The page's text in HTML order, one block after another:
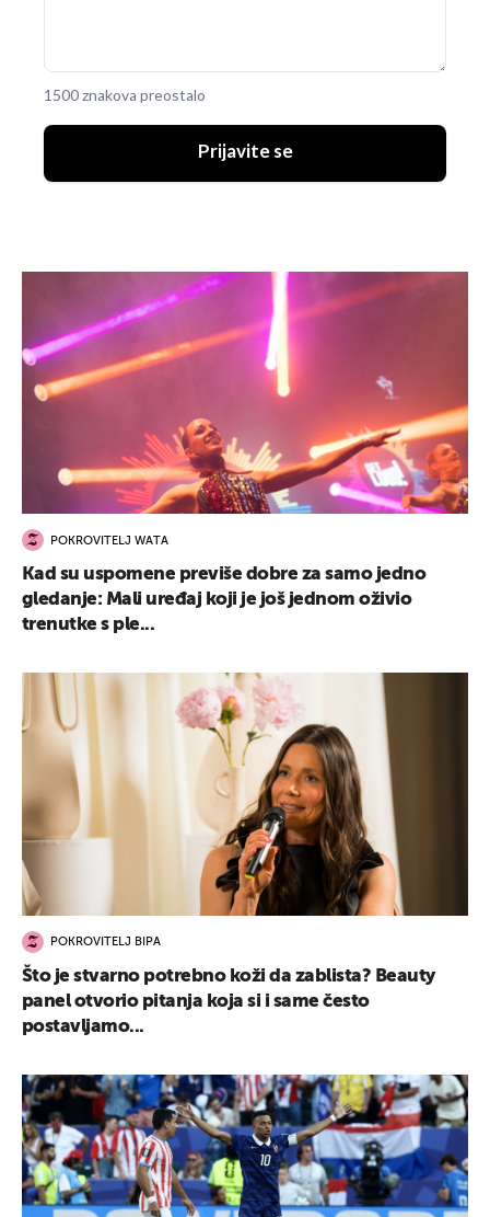
1500 znakova preostalo
Prijavite se
POKROVITELJ WATA
Kad su uspomene previše dobre za samo jedno
gledanje: Mali uređaj koji je još jednom oživio
trenutke s ple...
POKROVITELJ BIPA
Što je stvarno potrebno koži da zablista? Beauty
panel otvorio pitanja koja si i same često
postavljamo...